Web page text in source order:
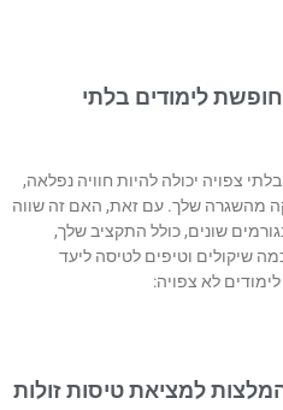
לימודים בלתי
צפויה יכולה להיות חוויה נפלאה,
מהשגרה שלך. עם זאת, האם זה שווה
שונים, כולל התקציב שלך,
שיקולים וטיפים לטיסה ליעד
לא צפויה:
למציאת טיסות זולות